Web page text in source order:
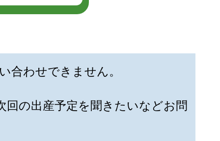
合わせできません。
の出産予定を聞きたいなどお問